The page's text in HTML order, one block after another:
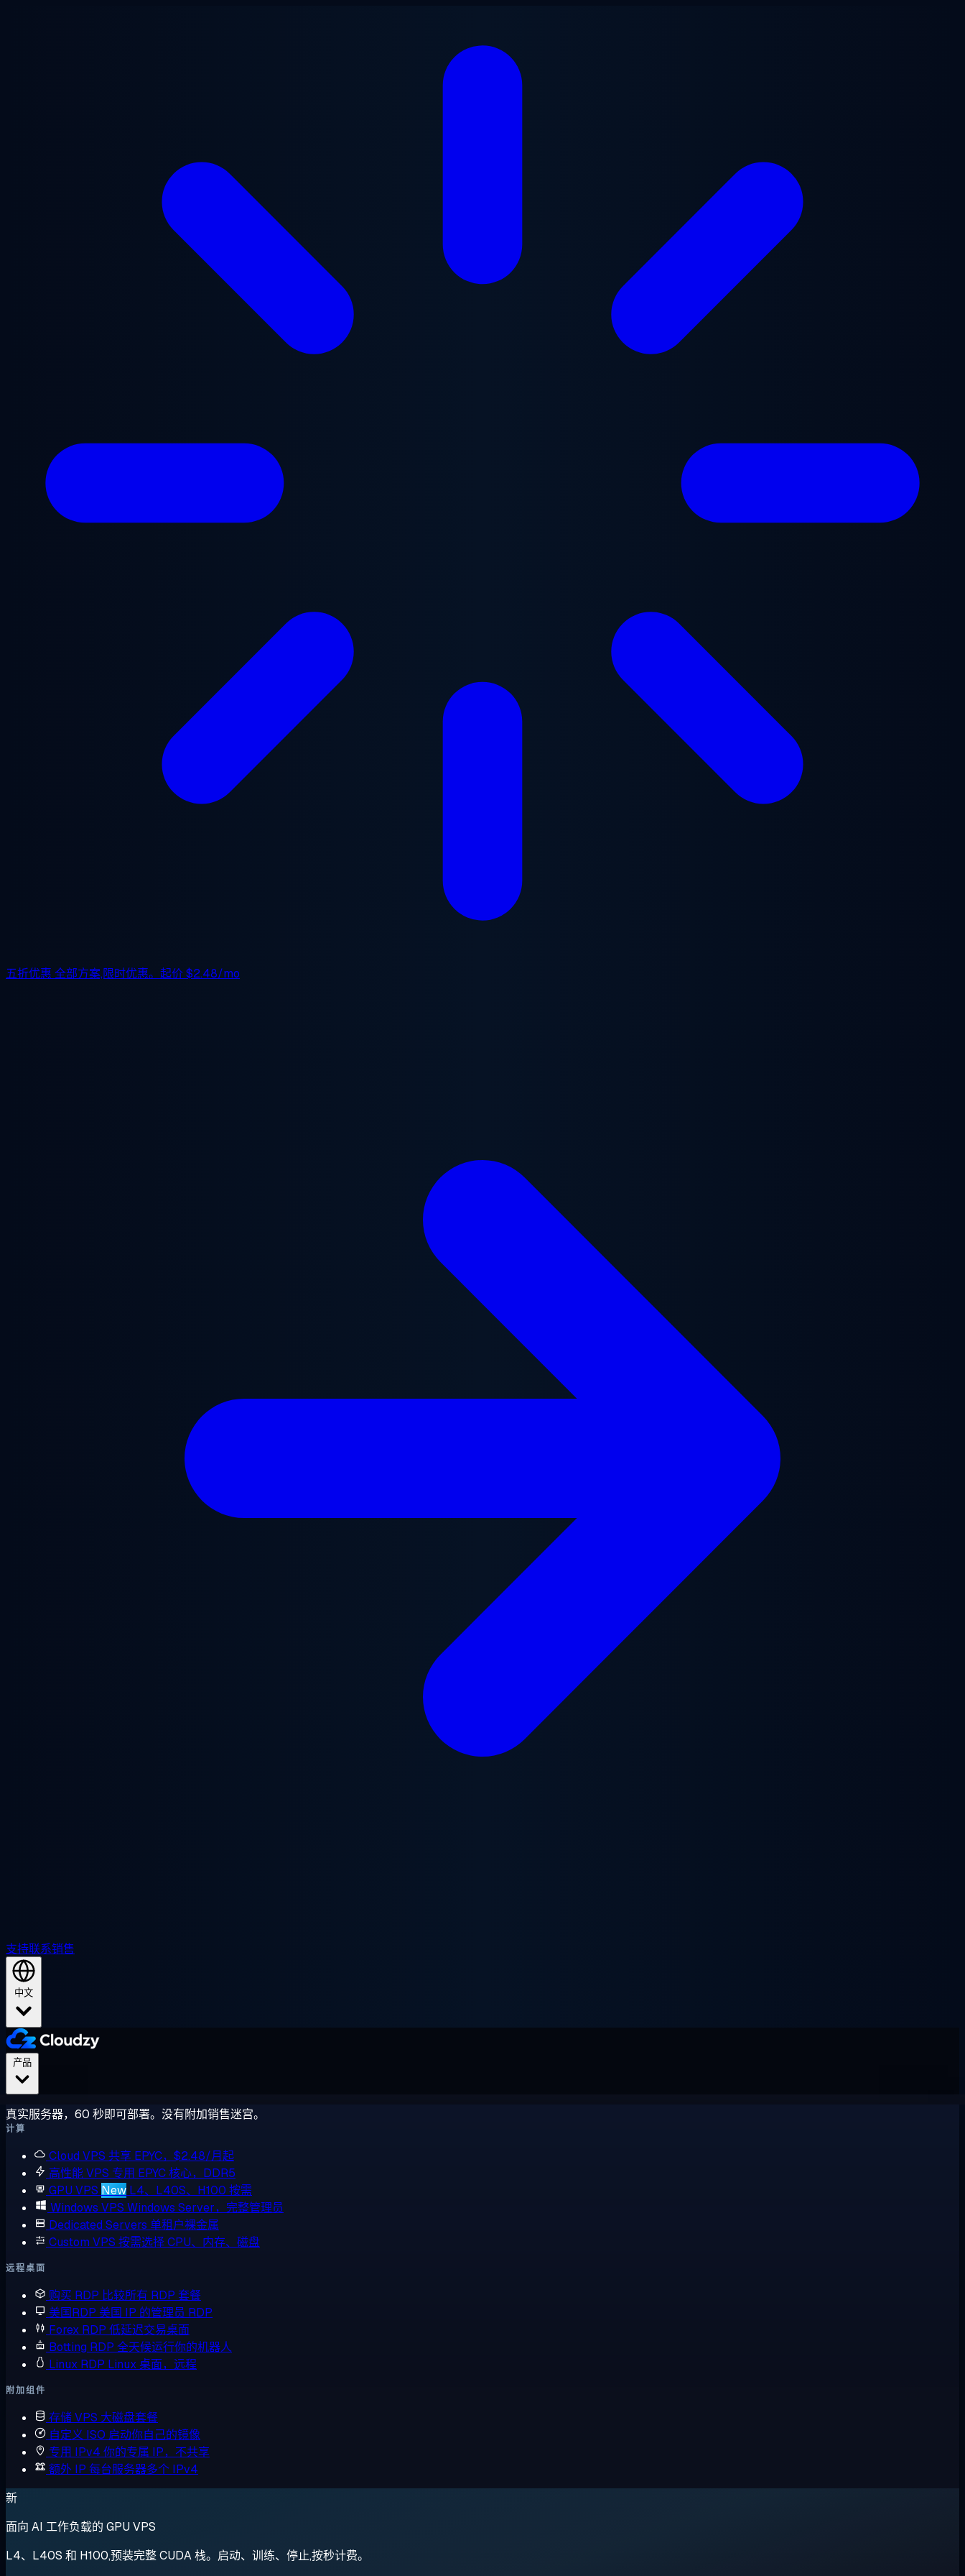
五折优惠 全部方案,限时优惠。起价$2.48/mo
支持联系销售
中文
真实服务器，60 秒即可部署。没有附加销售迷宫。
计算
Cloud VPS 共享 EPYC，$2.48/月起
高性能 VPS 专用 EPYC 核心，DDR5
GPU VPS New L4、L40S、H100 按需
Windows VPS Windows Server，完整管理员
Dedicated Servers 单租户裸金属
Custom VPS 按需选择 CPU、内存、磁盘
远程桌面
购买 RDP 比较所有 RDP 套餐
美国RDP 美国 IP 的管理员 RDP
Forex RDP 低延迟交易桌面
Botting RDP 全天候运行你的机器人
Linux RDP Linux 桌面，远程
附加组件
存储 VPS 大磁盘套餐
自定义 ISO 启动你自己的镜像
专用 IPv4 你的专属 IP，不共享
额外 IP 每台服务器多个 IPv4
新
面向 AI 工作负载的 GPU VPS
L4、L40S 和 H100,预装完整 CUDA 栈。启动、训练、停止,按秒计费。